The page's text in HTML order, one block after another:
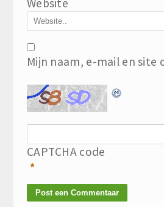
Website
Mijn naam, e-mail en site
CAPTCHA code
*